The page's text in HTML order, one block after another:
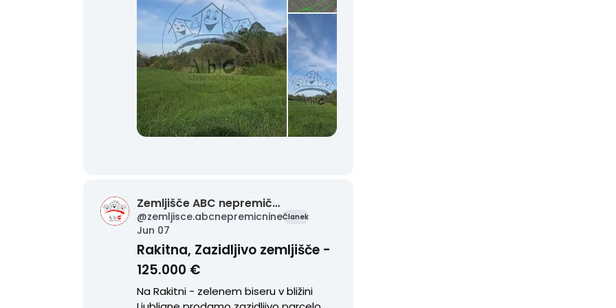
Primorska.r6/Komen.p924/oglas332671
8.html
Zemljišče ABC nepremičnine
@zemljisce.abcnepremicnineČlanek
Jun 07
Rakitna, Zazidljivo zemljišče -
125.000 €
Na Rakitni - zelenem biseru v bližini